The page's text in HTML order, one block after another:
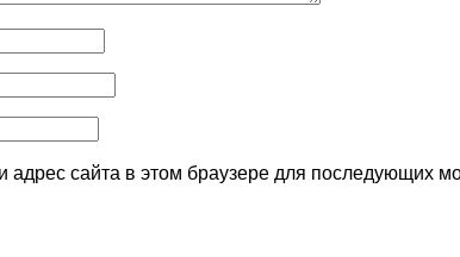
адрес сайта в этом браузере для последующих